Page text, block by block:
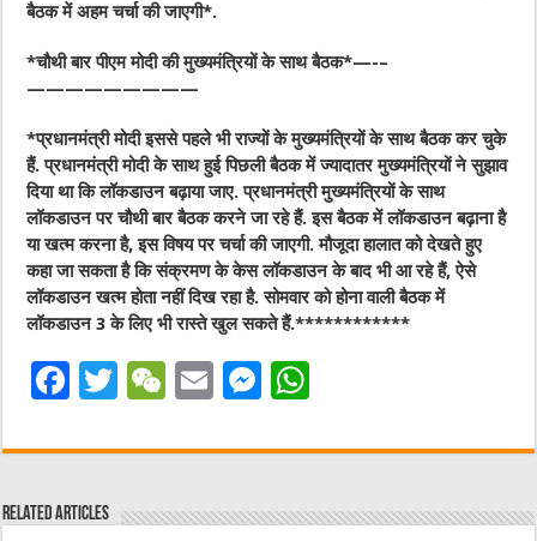
बैठक में अहम चर्चा की जाएगी*.
*चौथी बार पीएम मोदी की मुख्यमंत्रियों के साथ बैठक*—-–
—————————
*प्रधानमंत्री मोदी इससे पहले भी राज्यों के मुख्यमंत्रियों के साथ बैठक कर चुके
हैं. प्रधानमंत्री मोदी के साथ हुई पिछली बैठक में ज्यादातर मुख्यमंत्रियों ने सुझाव
दिया था कि लॉकडाउन बढ़ाया जाए. प्रधानमंत्री मुख्यमंत्रियों के साथ
लॉकडाउन पर चौथी बार बैठक करने जा रहे हैं. इस बैठक में लॉकडाउन बढ़ाना है
या खत्म करना है, इस विषय पर चर्चा की जाएगी. मौजूदा हालात को देखते हुए
कहा जा सकता है कि संक्रमण के केस लॉकडाउन के बाद भी आ रहे हैं, ऐसे
लॉकडाउन खत्म होता नहीं दिख रहा है. सोमवार को होना वाली बैठक में
लॉकडाउन 3 के लिए भी रास्ते खुल सकते हैं.************
F
c
e
T
it
W
C
E
ai
M
ss at
Related Articles